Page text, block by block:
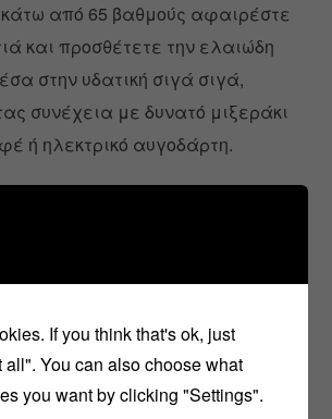
κάτω από 65 βαθμούς αφαιρέστε
και προσθέτετε την ελαιώδη
στην υδατική σιγά σιγά,
συνέχεια με δυνατό μιξεράκι
ή ηλεκτρικό αυγοδάρτη.
κρέμα και η θερμοκρασία είναι
βαθμούς Κελσίου και κάτω
ανακατεύοντας συνέχεια.
If you think that's ok, just
You can also choose what
you want by clicking "Settings".